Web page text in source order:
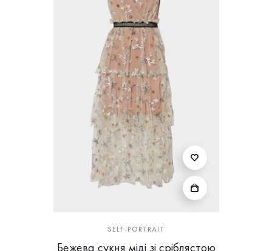
SELF-PORTRAIT
Бежева сукня міді зі сріблястою